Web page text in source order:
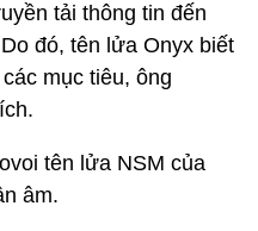
tải thông tin đến
đó, tên lửa Onyx biết
mục tiêu, ông
tên lửa NSM của
âm.